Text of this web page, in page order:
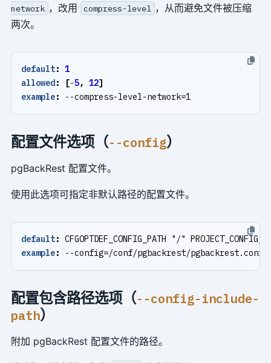
network ，改用 compress-level
，从而避免文件被压缩
两次。
default: 1
allowed: [-5, 12]
example: --compress-level-network=1
配置文件选项（--config）
pgBackRest 配置文件。
使用此选项可指定非默认路径的配置文件。
default: CFGOPTDEF_CONFIG_PATH "/"
example: --config=/conf/pgbackrest/pgbackrest.conf
配置包含路径选项（--config-include-
path）
附加 pgBackRest 配置文件的路径。